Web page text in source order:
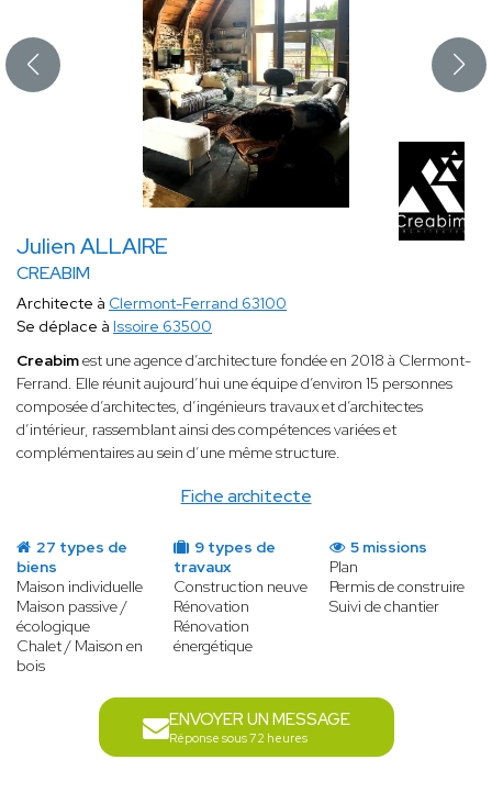
Julien ALLAIRE
CREABIM
Fiche architecte
Architecte à Clermont-Ferrand 63100
Se déplace à Issoire 63500
Creabimest une agence d’architecture fondée en 2018 à Clermont-
Ferrand. Elle réunit aujourd’hui une équipe d’environ 15 personnes
composée d’architectes, d’ingénieurs travaux et d’architectes
d’intérieur, rassemblant ainsi des compétences variées et
complémentaires au sein d’une même structure.
27 types de
biens
Maison individuelle
Maison passive /
écologique
Chalet / Maison en
bois
9 types de
travaux
Construction neuve
Rénovation
Rénovation
énergétique
5 missions
Plan
Permis de construire
Suivi de chantier
ENVOYER UN MESSAGE
Réponse sous 72 heures